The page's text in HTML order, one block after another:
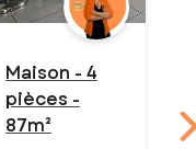
Maison - 4
pièces -
87m²